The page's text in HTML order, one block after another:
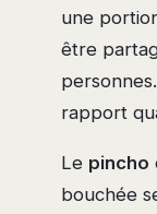
une
être
rapport
Le pincho
bouchée